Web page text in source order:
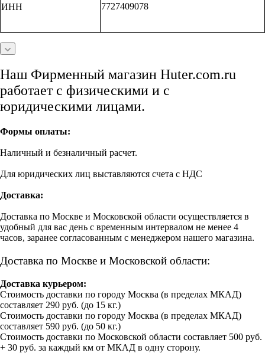
ИНН 7727409078
Наш Фирменный магазин Huter.com.ru
работает с физическими и с
юридическими лицами.
Формы оплаты:
Наличный и безналичный расчет.
Для юридических лиц выставляются счета с НДС
Доставка:
Доставка по Москве и Московской области осуществляется в
удобный для вас день с временным интервалом не менее 4
часов, заранее согласованным с менеджером нашего магазина.
Доставка по Москве и Московской области:
Доставка курьером:
Стоимость доставки по городу Москва (в пределах МКАД)
составляет 290 руб. (до 15 кг.)
Стоимость доставки по городу Москва (в пределах МКАД)
составляет 590 руб. (до 50 кг.)
Стоимость доставки по Московской области составляет 500 руб.
+ 30 руб. за каждый км от МКАД в одну сторону.